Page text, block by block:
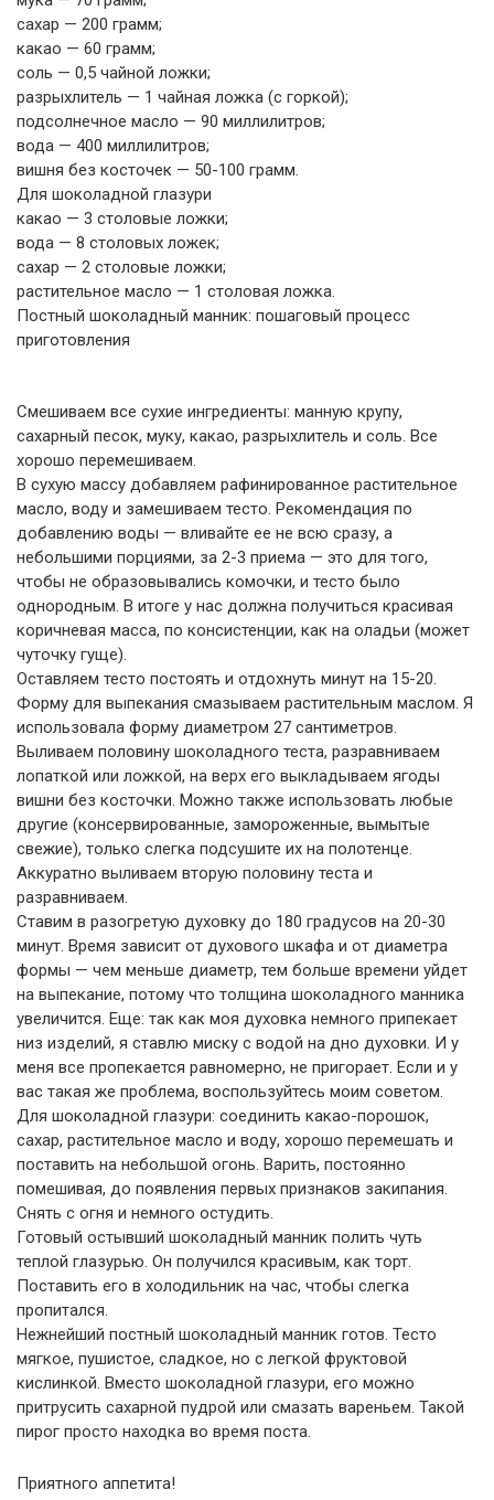
сахар — 200 грамм;
какао — 60 грамм;
соль — 0,5 чайной ложки;
разрыхлитель — 1 чайная ложка (с горкой);
подсолнечное масло — 90 миллилитров;
вода — 400 миллилитров;
вишня без косточек — 50-100 грамм.
Для шоколадной глазури
какао — 3 столовые ложки;
вода — 8 столовых ложек;
сахар — 2 столовые ложки;
растительное масло — 1 столовая ложка.
Постный шоколадный манник: пошаговый процесс
приготовления
Смешиваем все сухие ингредиенты: манную крупу,
сахарный песок, муку, какао, разрыхлитель и соль. Все
хорошо перемешиваем.
В сухую массу добавляем рафинированное растительное
масло, воду и замешиваем тесто. Рекомендация по
добавлению воды — вливайте ее не всю сразу, а
небольшими порциями, за 2-3 приема — это для того,
чтобы не образовывались комочки, и тесто было
однородным. В итоге у нас должна получиться красивая
коричневая масса, по консистенции, как на оладьи (может
чуточку гуще).
Оставляем тесто постоять и отдохнуть минут на 15-20.
Форму для выпекания смазываем растительным маслом. Я
использовала форму диаметром 27 сантиметров.
Выливаем половину шоколадного теста, разравниваем
лопаткой или ложкой, на верх его выкладываем ягоды
вишни без косточки. Можно также использовать любые
другие (консервированные, замороженные, вымытые
свежие), только слегка подсушите их на полотенце.
Аккуратно выливаем вторую половину теста и
разравниваем.
Ставим в разогретую духовку до 180 градусов на 20-30
минут. Время зависит от духового шкафа и от диаметра
формы — чем меньше диаметр, тем больше времени уйдет
на выпекание, потому что толщина шоколадного манника
увеличится. Еще: так как моя духовка немного припекает
низ изделий, я ставлю миску с водой на дно духовки. И у
меня все пропекается равномерно, не пригорает. Если и у
вас такая же проблема, воспользуйтесь моим советом.
Для шоколадной глазури: соединить какао-порошок,
сахар, растительное масло и воду, хорошо перемешать и
поставить на небольшой огонь. Варить, постоянно
помешивая, до появления первых признаков закипания.
Снять с огня и немного остудить.
Готовый остывший шоколадный манник полить чуть
теплой глазурью. Он получился красивым, как торт.
Поставить его в холодильник на час, чтобы слегка
пропитался.
Нежнейший постный шоколадный манник готов. Тесто
мягкое, пушистое, сладкое, но с легкой фруктовой
кислинкой. Вместо шоколадной глазури, его можно
притрусить сахарной пудрой или смазать вареньем. Такой
пирог просто находка во время поста.
Приятного аппетита!